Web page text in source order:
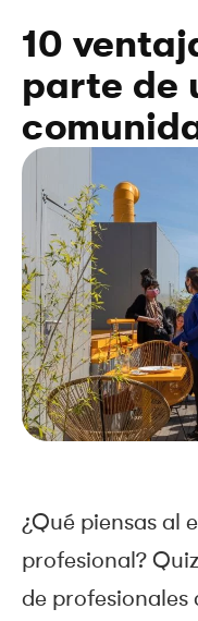
10
parte de
¿Qué piensas al
profesional?
de profesionales